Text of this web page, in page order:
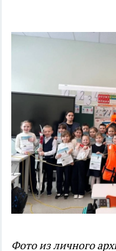
Фото из личного